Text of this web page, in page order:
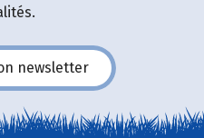
newsletter